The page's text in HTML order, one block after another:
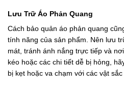
Lưu Trữ Áo Phản Quang
Cách bảo quản áo phản quang
tính năng của sản phẩm. Nên lưu
mát, tránh ánh nắng trực tiếp và
kéo hoặc các chi tiết dễ bị hỏng,
bị kẹt hoặc va chạm với các vật sắc